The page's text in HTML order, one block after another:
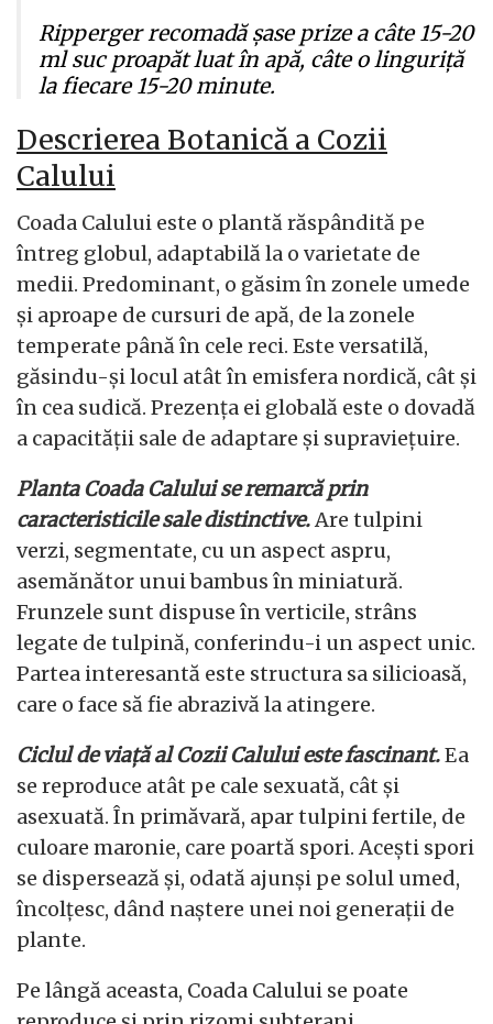
Ripperger recomadă șase prize a câte 15-20
ml suc proapăt luat în apă, câte o linguriță
la fiecare 15-20 minute.
Descrierea Botanică a Cozii
Calului
Coada Calului este o plantă răspândită pe
întreg globul, adaptabilă la o varietate de
medii. Predominant, o găsim în zonele umede
și aproape de cursuri de apă, de la zonele
temperate până în cele reci. Este versatilă,
găsindu-și locul atât în emisfera nordică, cât și
în cea sudică. Prezența ei globală este o dovadă
a capacității sale de adaptare și supraviețuire.
Planta Coada Calului se remarcă prin
caracteristicile sale distinctive.Are tulpini
verzi, segmentate, cu un aspect aspru,
asemănător unui bambus în miniatură.
Frunzele sunt dispuse în verticile, strâns
legate de tulpină, conferindu-i un aspect unic.
Partea interesantă este structura sa silicioasă,
care o face să fie abrazivă la atingere.
Ciclul de viață al Cozii Calului este fascinant.Ea
se reproduce atât pe cale sexuată, cât și
asexuată. În primăvară, apar tulpini fertile, de
culoare maronie, care poartă spori. Acești spori
se dispersează și, odată ajunși pe solul umed,
încolțesc, dând naștere unei noi generații de
plante.
Pe lângă aceasta, Coada Calului se poate